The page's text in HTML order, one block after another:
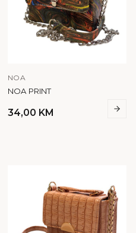
NOA
NOA PRINT
34,00 KM